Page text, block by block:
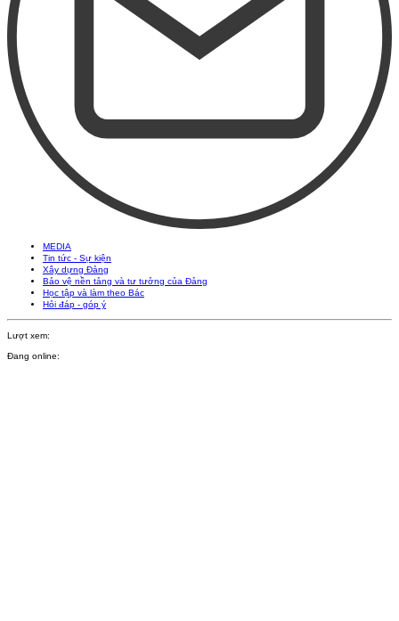
MEDIA
Tin tức - Sự kiện
Xây dựng Đảng
Bảo vệ nền tảng và tư tưởng của Đảng
Học tập và làm theo Bác
Hỏi đáp - góp ý
Lượt xem:
Đang online: